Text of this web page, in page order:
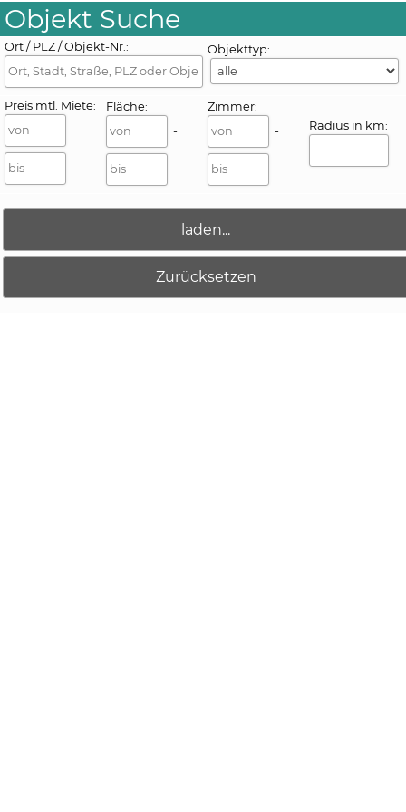
Objekt Suche
Ort / PLZ / Objekt-Nr.: Objekttyp:
Preis mtl. Miete:
-
Fläche:
-
Zimmer:
-
Radius in km: